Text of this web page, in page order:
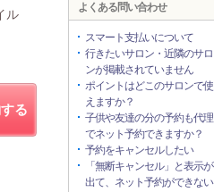
ル
る
よくある問い合わせ
スマート支払いについて
行きたいサロン・近隣のサロ
ンが掲載されていません
ポイントはどこのサロンで使
えますか？
子供や友達の分の予約も代理
でネット予約できますか？
予約をキャンセルしたい
「無断キャンセル」と表示が
出て、ネット予約ができない